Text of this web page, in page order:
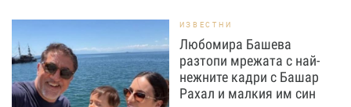
ИЗВЕСТНИ
Любомира Башева
разтопи мрежата с най-
нежните кадри с Башар
Рахал и малкия им син